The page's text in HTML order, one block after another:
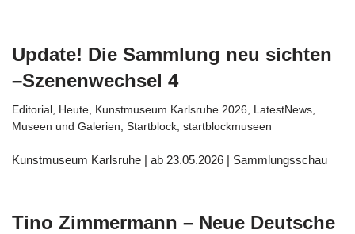
Update! Die Sammlung neu sichten
–Szenenwechsel 4
Editorial , Heute, Kunstmuseum Karlsruhe 2026, LatestNews,
Museen und Galerien, Startblock, startblockmuseen
Kunstmuseum Karlsruhe | ab 23.05.2026 | Sammlungsschau
Tino Zimmermann – Neue Deutsche